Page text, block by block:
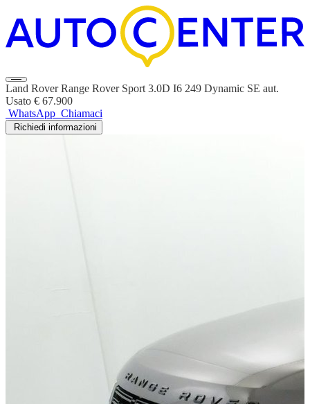
Land Rover Range Rover Sport 3.0D I6 249 Dynamic SE aut.
Usato € 67.900
WhatsApp Chiamaci
Richiedi informazioni